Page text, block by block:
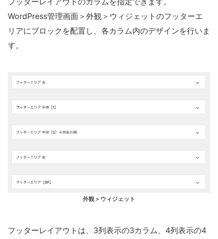
WordPress管理画面＞外観＞ウィジェットのフッターエ
リアにブロックを配置し、各カラム内のデザインを行いま
す。
外観＞ウィジェット
フッターレイアウトは、3列表示の3カラム、4列表示の4